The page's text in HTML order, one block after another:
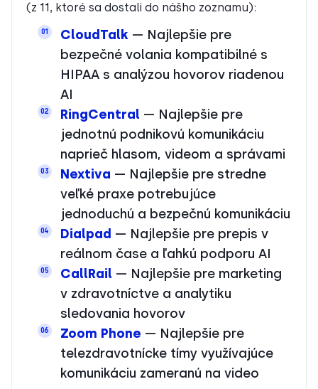
(z 11, ktoré sa dostali do nášho zoznamu):
01 CloudTalk — Najlepšie pre
bezpečné volania kompatibilné s
HIPAA s analýzou hovorov riadenou
AI
02 RingCentral — Najlepšie pre
jednotnú podnikovú komunikáciu
naprieč hlasom, videom a správami
03 Nextiva — Najlepšie pre stredne
veľké praxe potrebujúce
jednoduchú a bezpečnú komunikáciu
04 Dialpad — Najlepšie pre prepis v
reálnom čase a ľahkú podporu AI
05 CallRail — Najlepšie pre marketing
v zdravotníctve a analytiku
sledovania hovorov
06 Zoom Phone — Najlepšie pre
telezdravotnícke tímy využívajúce
komunikáciu zameranú na video